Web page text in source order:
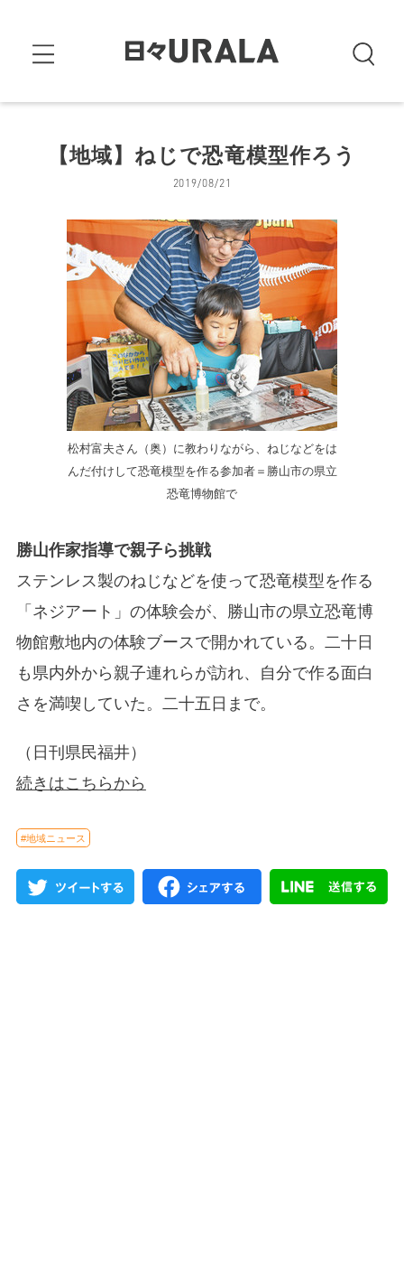
【地域】ねじで恐竜模型作ろう
2019/08/21
松村富夫さん（奥）に教わりながら、ねじなどをは
んだ付けして恐竜模型を作る参加者＝勝山市の県立
恐竜博物館で
勝山作家指導で親子ら挑戦
ステンレス製のねじなどを使って恐竜模型を作る
「ネジアート」の体験会が、勝山市の県立恐竜博
物館敷地内の体験ブースで開かれている。二十日
も県内外から親子連れらが訪れ、自分で作る面白
さを満喫していた。二十五日まで。
（日刊県民福井）
続きはこちらから
#地域ニュース